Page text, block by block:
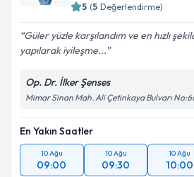
Kişisel verilerimin
kapsamda işlenmesini kabul
5 (5 Değerlendirme)
Güler yüzle karşılandım ve en hızlı
yapılarak iyileşme...
Op. Dr. İlker Şenses
Mimar Sinan Mah. Ali Çetinkaya Bulvarı
En Yakın Saatler
10 Ağu
09:00
10 Ağu
09:30
10 Ağu
10:00